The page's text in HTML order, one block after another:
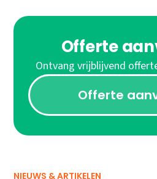
Offerte
Ontvang vrijblijvend
Offerte
NIEUWS & ARTIKELEN